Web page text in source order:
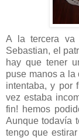
A la tercera
Sebastian, el
hay que tener
puse manos a la
intentaba, y por
vez estaba
fin! hemos
Aunque todavía
tengo que